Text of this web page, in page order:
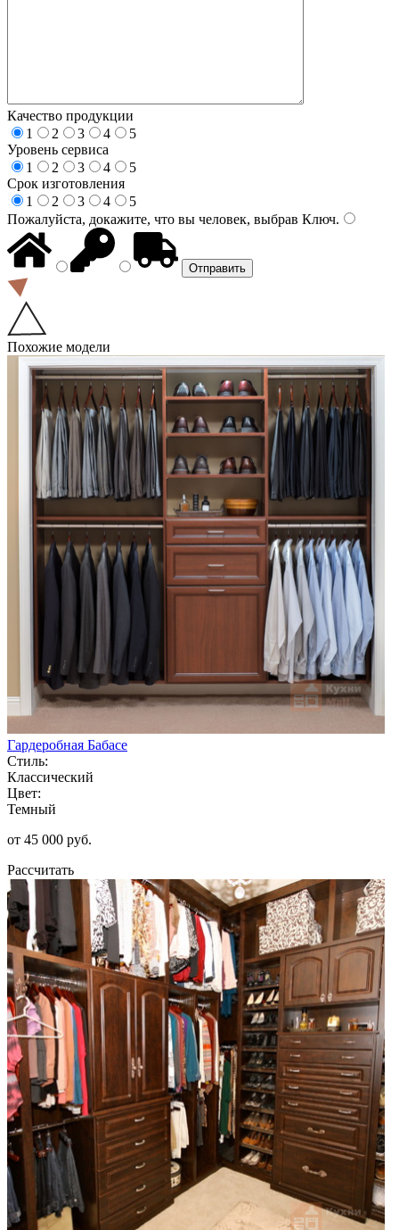
Качество продукции
1
2 3 4
5
Уровень сервиса
1
2 3 4
5
Срок изготовления
1
2 3 4
5
Пожалуйста, докажите, что вы человек, выбрав Ключ.
Похожие модели
Гардеробная Бабасе
Стиль:
Классический
Цвет:
Темный
от 45 000 руб.
Рассчитать